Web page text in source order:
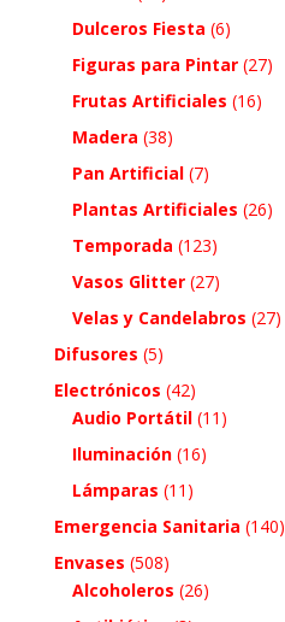
Dulceros Fiesta (6)
Figuras para Pintar (27)
Frutas Artificiales (16)
Madera (38)
Pan Artificial (7)
Plantas Artificiales (26)
Temporada (123)
Vasos Glitter (27)
Velas y Candelabros (27)
Difusores (5)
Electrónicos (42)
Audio Portátil (11)
Iluminación (16)
Lámparas (11)
Emergencia Sanitaria (140)
Envases (508)
Alcoholeros (26)